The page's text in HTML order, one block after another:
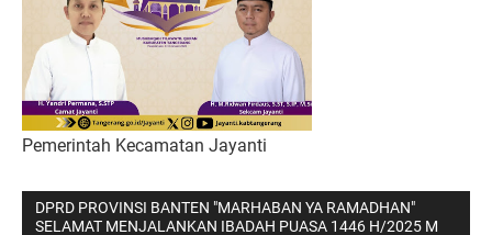
Pemerintah Kecamatan Jayanti
DPRD PROVINSI BANTEN "MARHABAN YA RAMADHAN"
SELAMAT MENJALANKAN IBADAH PUASA 1446 H/2025 M